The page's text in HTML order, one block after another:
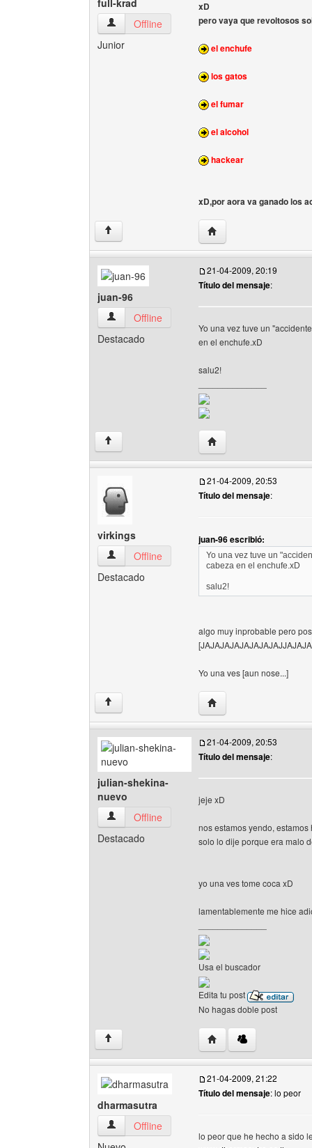
full-krad
full-krad Ver perfil del usuario
Offline
Junior
xD
pero vaya que revoltosos
el enchufe
los gatos
el fumar
el alcohol
hackear
xD,por aora va ganado los
↑ Visitar sitio web del
juan-96
juan-96 Ver perfil del usuario
Offline
Destacado
21-04-2009, 20:19
Título del mensaje:
Yo una vez tuve un
en el enchufe.xD
salu2!
↑ Visitar sitio web del
virkings
virkings Ver perfil del usuario
Offline
Destacado
21-04-2009, 20:53
Título del mensaje:
juan-96 escribió:
Yo una vez tuve un
cabeza en el enchufe.xD
salu2!
algo muy inprobable pero
Yo una ves [aun nose...]
↑ Visitar sitio web del
julian-shekina-
nuevo
julian-shekina-nuevo Ver perfil del usuario
Offline
Destacado
21-04-2009, 20:53
Título del mensaje:
jeje xD
nos estamos yendo,
solo lo dije porque era malo
yo una ves tome coca xD
lamentablemente me hice
Usa el buscador
Edita tu post
No hagas doble post
↑ Visitar sitio web del
dharmasutra
dharmasutra Ver perfil del usuario
Offline
21-04-2009, 21:22
Título del mensaje: lo peor
lo peor que he hecho a sido